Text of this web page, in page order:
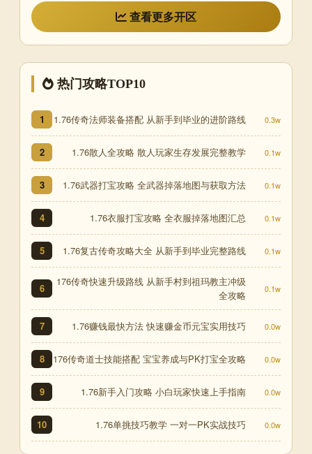
查看更多开区
热门攻略TOP10
1 1.76传奇法师装备搭配 从新手到毕业的进阶路线 0.3w
2 1.76散人全攻略 散人玩家生存发展完整教学 0.1w
3 1.76武器打宝攻略 全武器掉落地图与获取方法 0.1w
4 1.76衣服打宝攻略 全衣服掉落地图汇总 0.1w
5 1.76复古传奇攻略大全 从新手到毕业完整路线 0.1w
6
176传奇快速升级路线 从新手村到祖玛教主冲级
全攻略
0.1w
7 1.76赚钱最快方法 快速赚金币元宝实用技巧 0.0w
8 176传奇道士技能搭配 宝宝养成与PK打宝全攻略 0.0w
9 1.76新手入门攻略 小白玩家快速上手指南 0.0w
10 1.76单挑技巧教学 一对一PK实战技巧 0.0w